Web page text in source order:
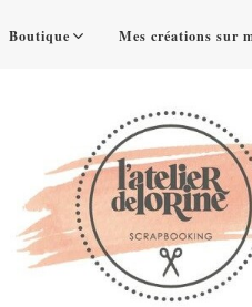
Boutique Mes créations sur